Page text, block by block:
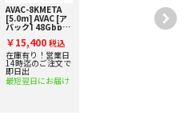
AVAC-8KMETA
[5.0m] AVAC [ア
バック] 48Gbps
ル
￥15,400 税込
在庫有り！営業日
14時迄のご注文で
即日出
最短翌日にお届け